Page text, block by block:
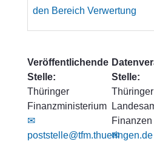
den Bereich Verwertung
Veröffentlichende
Stelle:
Thüringer
Finanzministerium
✉
poststelle@tfm.thueringen.de
Stelle:
Thüringer
Finanzen
✉